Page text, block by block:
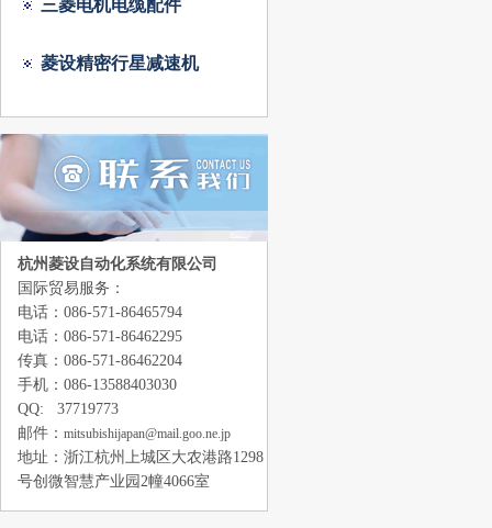
三菱电机电缆配件
菱设精密行星减速机
杭州菱设自动化系统有限公司
国际贸易服务：
电话：086-571-86465794
电话：086-571-86462295
传真：086-571-86462204
手机：086-13588403030
QQ: 37719773
邮件： mitsubishijapan@mail.goo.ne.jp
地址：浙江杭州上城区大农港路1298
号创微智慧产业园2幢4066室